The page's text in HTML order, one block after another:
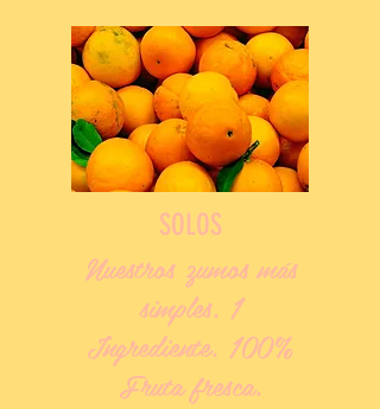
SOLOS
Nuestros zumos más
simples. 1
Ingrediente. 100%
Fruta fresca.